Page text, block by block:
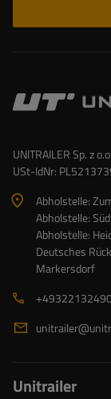
UNITRAILER Sp. z o.o.
USt-IdNr:
Abholstelle:
Abholstelle:
Abholstelle:
Deutsches
Markersdorf
Unitrailer